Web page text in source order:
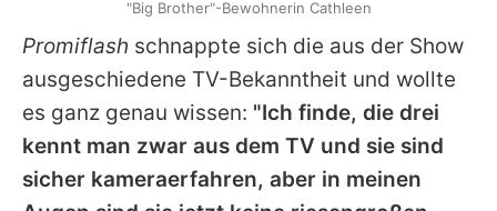
Promiflash schnappte sich die aus der Show
ausgeschiedene TV-Bekanntheit und wollte
es ganz genau wissen: "Ich finde, die drei
kennt man zwar aus dem TV und sie sind
sicher kameraerfahren, aber in meinen
"Big Brother"-Bewohnerin Cathleen